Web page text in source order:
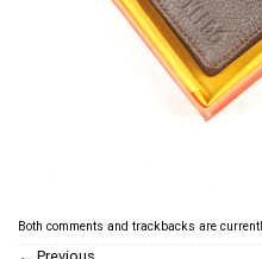
Both comments and trackbacks are